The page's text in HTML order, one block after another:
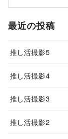
最近の投稿
推し活撮影5
推し活撮影4
推し活撮影3
推し活撮影2